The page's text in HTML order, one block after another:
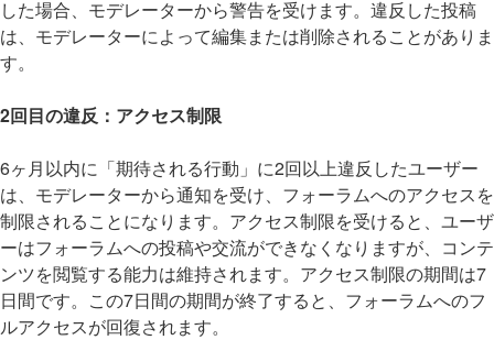
した場合、モデレーターから警告を受けます。違反した投稿
は、モデレーターによって編集または削除されることがありま
す。
2回目の違反：アクセス制限
6ヶ月以内に「期待される行動」に2回以上違反したユーザー
は、モデレーターから通知を受け、フォーラムへのアクセスを
制限されることになります。アクセス制限を受けると、ユーザ
ーはフォーラムへの投稿や交流ができなくなりますが、コンテ
ンツを閲覧する能力は維持されます。アクセス制限の期間は7
日間です。この7日間の期間が終了すると、フォーラムへのフ
ルアクセスが回復されます。